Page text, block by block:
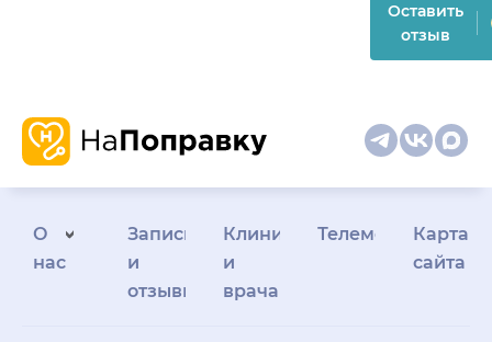
Оставить
отзыв
О
нас
Запись
и
отзывы
Клиникам
и
врачам
Телемедицина
Карта
сайта